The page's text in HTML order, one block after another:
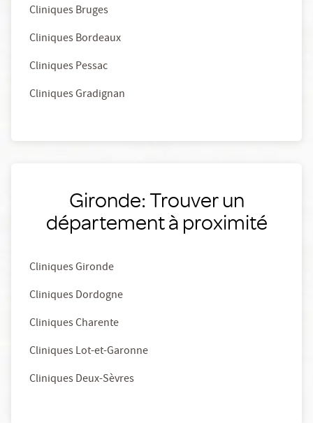
Cliniques Bruges
Cliniques Bordeaux
Cliniques Pessac
Cliniques Gradignan
Gironde: Trouver un
département à proximité
Cliniques Gironde
Cliniques Dordogne
Cliniques Charente
Cliniques Lot-et-Garonne
Cliniques Deux-Sèvres